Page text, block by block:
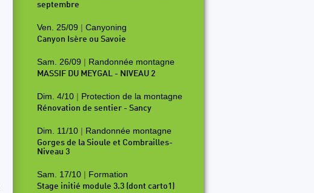
septembre
Ven. 25/09 | Canyoning
Canyon Isère ou Savoie
Sam. 26/09 | Randonnée montagne
MASSIF DU MEYGAL - NIVEAU 2
Dim. 4/10 | Protection de la montagne
Rénovation de sentier - Sancy
Dim. 11/10 | Randonnée montagne
Gorges de la Sioule et Combrailles-
Niveau 3
Sam. 17/10 | Formation
Stage initié module 3.3 (dont carto1)